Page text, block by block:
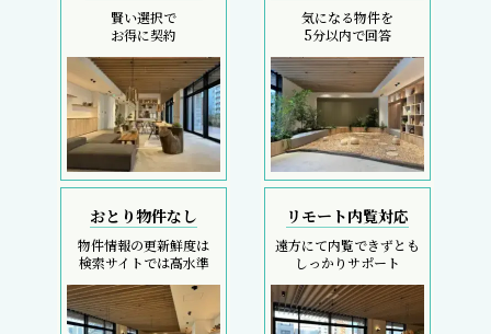
賢い選択で
お得に契約
気になる物件を
5分以内で回答
おとり物件なし
物件情報の更新鮮度は
検索サイトでは高水準
リモート内覧対応
遠方にて内覧できずとも
しっかりサポート